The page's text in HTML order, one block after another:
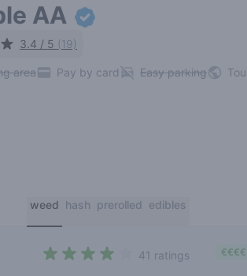
AA
3.4 / 5 (19)
area Pay by card Easy parking
weed hash prerolled edibles
41 ratings €€€€